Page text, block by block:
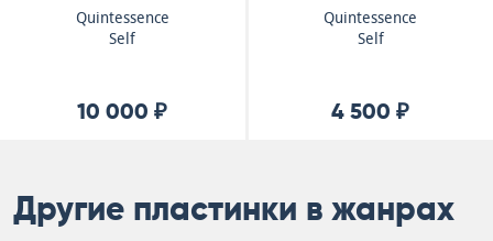
Quintessence
Self
10 000 ₽
Quintessence
Self
4 500 ₽
Другие пластинки в жанрах